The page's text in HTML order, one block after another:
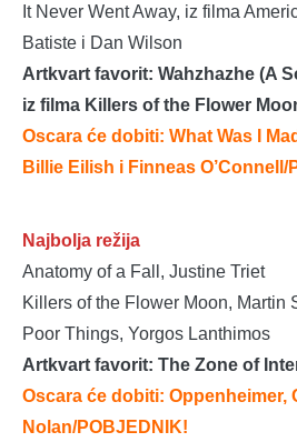
It Never Went Away, iz filma
Batiste i Dan Wilson
Artkvart favorit: Wahzhazhe (A
iz filma Killers of the Flower
Oscara će dobiti: What Was I
Billie Eilish i Finneas O’Connell /
Najbolja režija
Anatomy of a Fall, Justine Triet
Killers of the Flower Moon, Martin
Poor Things, Yorgos Lanthimos
Artkvart favorit: The Zone of
Oscara će dobiti: Oppenheimer,
Nolan/POBJEDNIK!